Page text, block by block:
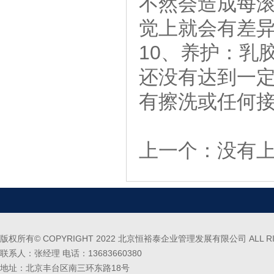
觉上就会有
10、养护：乳
还没有达到一
有擦洗或任何
上一个：没有
版权所有© COPYRIGHT 2022 北京恒裕泰企业管理发展有限公司 ALL
联系人：张经理 电话：13683660380
地址：北京丰台区南三环东路18号